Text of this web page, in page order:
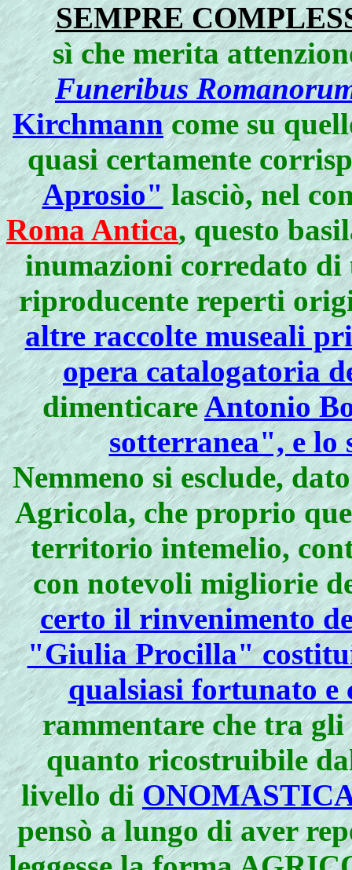
SEMPRE
sì che merita
Funeribus
Kirchmanncome su
quasi certamente
Aprosio"lasciò, nel
Roma Antica, questo
inumazioni corredato di
riproducente reperti
altre raccolte museali
opera catalogatoria
dimenticareAntonio
sotterranea", e lo
Nemmeno si esclude,
Agricola, che proprio
territorio intemelio,
con notevoli migliorie
certo il rinvenimento
"Giulia Procilla"
qualsiasi fortunato e
rammentare che tra
quanto ricostruibile
livello di
pensò a lungo di aver